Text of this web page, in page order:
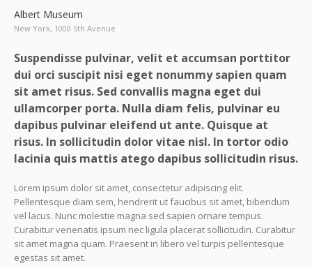
Albert Museum
New York, 1000 5th Avenue
Suspendisse pulvinar, velit et accumsan porttitor
dui orci suscipit nisi eget nonummy sapien quam
sit amet risus. Sed convallis magna eget dui
ullamcorper porta. Nulla diam felis, pulvinar eu
dapibus pulvinar eleifend ut ante. Quisque at
risus. In sollicitudin dolor vitae nisl. In tortor odio
lacinia quis mattis atego dapibus sollicitudin risus.
Lorem ipsum dolor sit amet, consectetur adipiscing elit.
Pellentesque diam sem, hendrerit ut faucibus sit amet, bibendum
vel lacus. Nunc molestie magna sed sapien ornare tempus.
Curabitur venenatis ipsum nec ligula placerat sollicitudin. Curabitur
sit amet magna quam. Praesent in libero vel turpis pellentesque
egestas sit amet.